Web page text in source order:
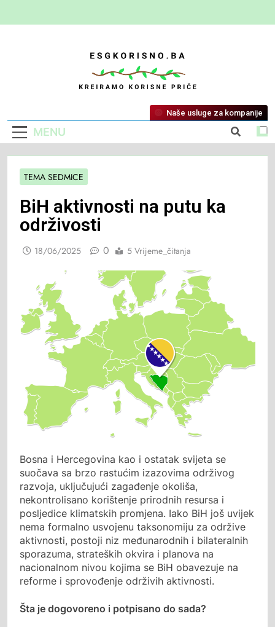
ESG Korisno
Kreiramo Korisne Priče
MENU
Naše usluge za kompanije
TEMA SEDMICE
BiH aktivnosti na putu ka
održivosti
18/06/2025 0 5 Vrijeme_čitanja
Bosna i Hercegovina kao i ostatak svijeta se
suočava sa brzo rastućim izazovima održivog
razvoja, uključujući zagađenje okoliša,
nekontrolisano korištenje prirodnih resursa i
posljedice klimatskih promjena. Iako BiH još uvijek
nema formalno usvojenu taksonomiju za održive
aktivnosti, postoji niz međunarodnih i bilateralnih
sporazuma, strateških okvira i planova na
nacionalnom nivou kojima se BiH obavezuje na
reforme i sprovođenje održivih aktivnosti.
Šta je dogovoreno i potpisano do sada?